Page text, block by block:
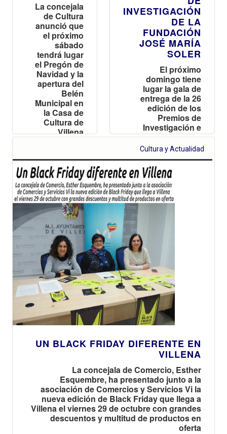
La concejala
de Cultura
anunció que
el próximo
sábado
tendrá lugar
el Pregón de
Navidad y la
apertura del
Belén
Municipal en
la Casa de
Cultura de
Villena
INVESTIGACIÓN
DE LA
FUNDACIÓN
JOSÉ MARÍA
SOLER
El próximo
domingo tiene
lugar la gala de
entrega de la 26
edición de los
Premios de
Investigación e
Iniciación a la
Investigación de la
Fundación José
María Soler día en
el cual se
conmemora el
aniversario del
descubrimiento
Cultura y Actualidad
UN BLACK FRIDAY DIFERENTE EN
VILLENA
La concejala de Comercio, Esther
Esquembre, ha presentado junto a la
asociación de Comercios y Servicios Vi la
nueva edición de Black Friday que llega a
Villena el viernes 29 de octubre con grandes
descuentos y multitud de productos en
oferta